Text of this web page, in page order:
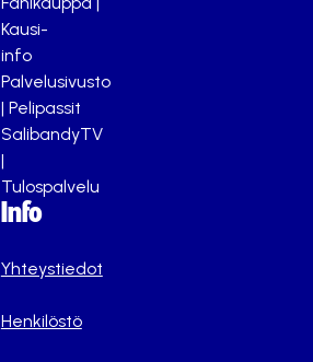
Kausi-
info
Palvelusivusto
| Pelipassit
SalibandyTV
|
Tulospalvelu
Info
Yhteystiedot
Henkilöstö